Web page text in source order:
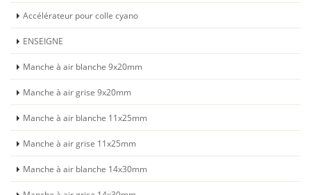
Accélérateur pour colle cyano
ENSEIGNE
Manche à air blanche 9x20mm
Manche à air grise 9x20mm
Manche à air blanche 11x25mm
Manche à air grise 11x25mm
Manche à air blanche 14x30mm